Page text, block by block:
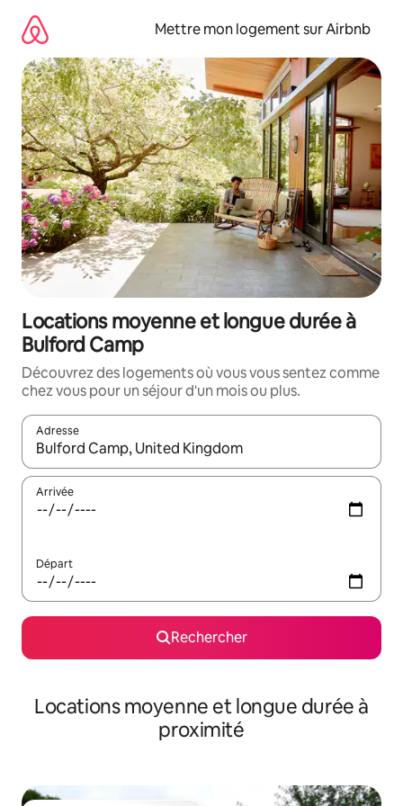
directement
contenu
Mettre mon logement sur Airbnb
Locations moyenne et longue durée à
Bulford Camp
Découvrez des logements où vous vous sentez comme
chez vous pour un séjour d'un mois ou plus.
Adresse
Lorsque les résultats s'affichent, utilisez les flèches vers le
Arrivée
Départ
Rechercher
Locations moyenne et longue durée à
proximité